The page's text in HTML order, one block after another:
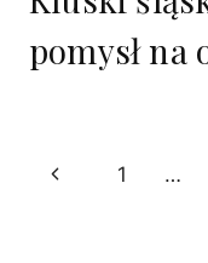
pomysł na
Nawigacja
Poprzednia
1 …